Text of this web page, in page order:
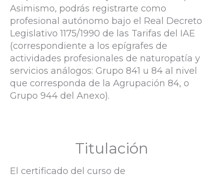
Asimismo, podrás registrarte como
profesional autónomo bajo el Real Decreto
Legislativo 1175/1990 de las Tarifas del IAE
(correspondiente a los epígrafes de
actividades profesionales de naturopatía y
servicios análogos: Grupo 841 u 84 al nivel
que corresponda de la Agrupación 84, o
Grupo 944 del Anexo).
Titulación
El certificado del curso de